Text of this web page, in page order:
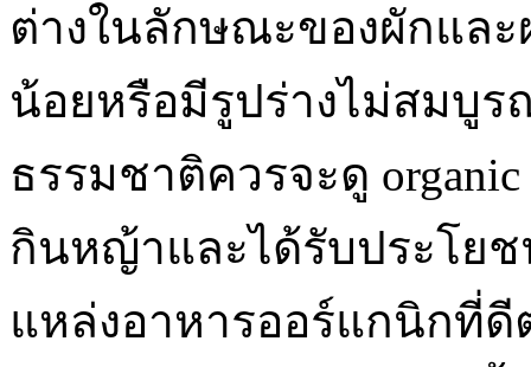
ต่างในลักษณะของผักและ
น้อยหรือมีรูปร่างไม่สมบู
ธรรมชาติควรจะดู
กินหญ้าและได้รับประโย
แหล่งอาหารออร์แกนิกที่